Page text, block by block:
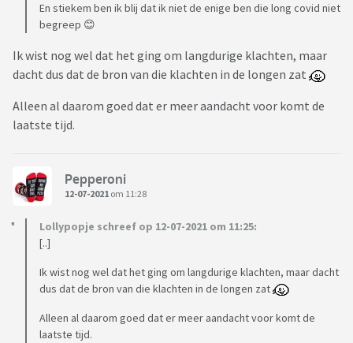
En stiekem ben ik blij dat ik niet de enige ben die long covid niet
begreep 😊
Ik wist nog wel dat het ging om langdurige klachten, maar
dacht dus dat de bron van die klachten in de longen zat
Alleen al daarom goed dat er meer aandacht voor komt de
laatste tijd.
Pepperoni
12-07-2021 om 11:28
Lollypopje schreef op 12-07-2021 om 11:25:
[..]
Ik wist nog wel dat het ging om langdurige klachten, maar dacht
dus dat de bron van die klachten in de longen zat
Alleen al daarom goed dat er meer aandacht voor komt de
laatste tijd.